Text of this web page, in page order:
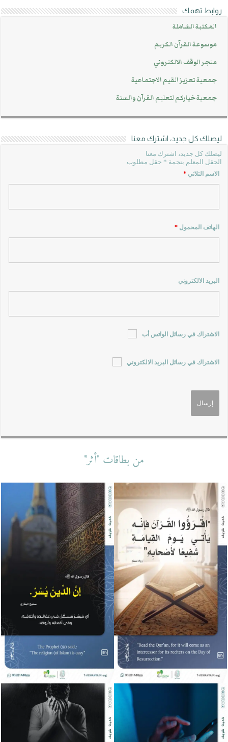
روابط تهمك
المكتبة الشاملة
موسوعة القرآن الكريم
متجر الوقف الالكتروني
جمعية تعزيز القيم الاجتماعية
جمعية خياركم لتعليم القرآن والسنة
ليصلك كل جديد، اشترك معنا
ليصلك كل جديد، اشترك معنا
الحقل المعلم بنجمة * حقل مطلوب
الاسم الثلاثي*
الهاتف المحمول*
البريد الالكتروني
الاشتراك في رسائل الواتس أب
الاشتراك في رسائل البريد الالكتروني
من بطاقات "أثر"